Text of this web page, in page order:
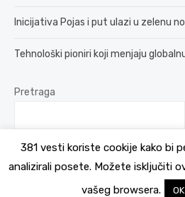
Inicijativa Pojas i put ulazi u zelenu
Tehnološki pioniri koji menjaju
Pretraga
381 vesti koriste cookije kako bi
analizirali posete. Možete isključiti
vašeg browsera.
OK